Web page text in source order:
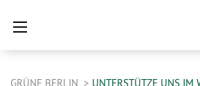
GRÜNE BERLIN UNTERSTÜTZE UNS IM